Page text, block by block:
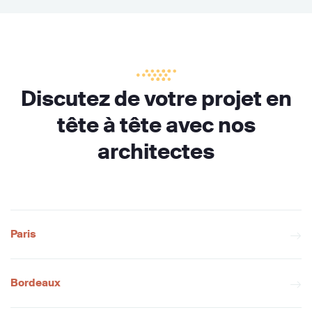
Discutez de votre projet en
tête à tête avec nos
architectes
Paris
Bordeaux